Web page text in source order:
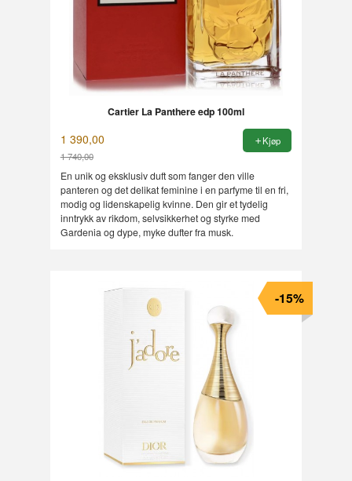
Cartier La Panthere edp 100ml
1 390,00
1 740,00
Rabatt
Kjøp
En unik og eksklusiv duft som fanger den ville
panteren og det delikat feminine i en parfyme til en fri,
modig og lidenskapelig kvinne. Den gir et tydelig
inntrykk av rikdom, selvsikkerhet og styrke med
Gardenia og dype, myke dufter fra musk.
-15%